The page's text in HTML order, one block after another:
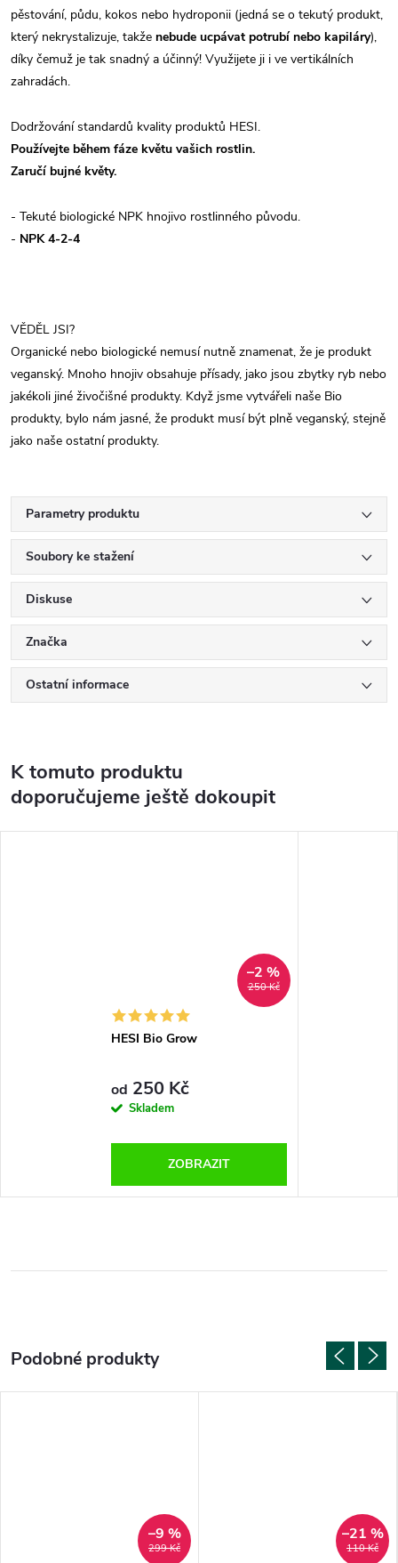
pěstování, půdu, kokos nebo hydroponii (jedná se o tekutý produkt,
který nekrystalizuje, takže nebude ucpávat potrubí nebo kapiláry),
díky čemuž je tak snadný a účinný! Využijete ji i ve vertikálních
zahradách.
Dodržování standardů kvality produktů HESI.
Používejte během fáze květu vašich rostlin.
Zaručí bujné květy.
- Tekuté biologické NPK hnojivo rostlinného původu.
- NPK 4-2-4
VĚDĚL JSI?
Organické nebo biologické nemusí nutně znamenat, že je produkt
veganský. Mnoho hnojiv obsahuje přísady, jako jsou zbytky ryb nebo
jakékoli jiné živočišné produkty. Když jsme vytvářeli naše Bio
produkty, bylo nám jasné, že produkt musí být plně veganský, stejně
jako naše ostatní produkty.
Parametry produktu
Soubory ke stažení
Diskuse
Značka
Ostatní informace
K tomuto produktu
doporučujeme ještě dokoupit
250 Kč
–2 %
HESI Bio Grow
od 250 Kč
Skladem
ZOBRAZIT
299 Kč
–9 %
110 Kč
–21 %